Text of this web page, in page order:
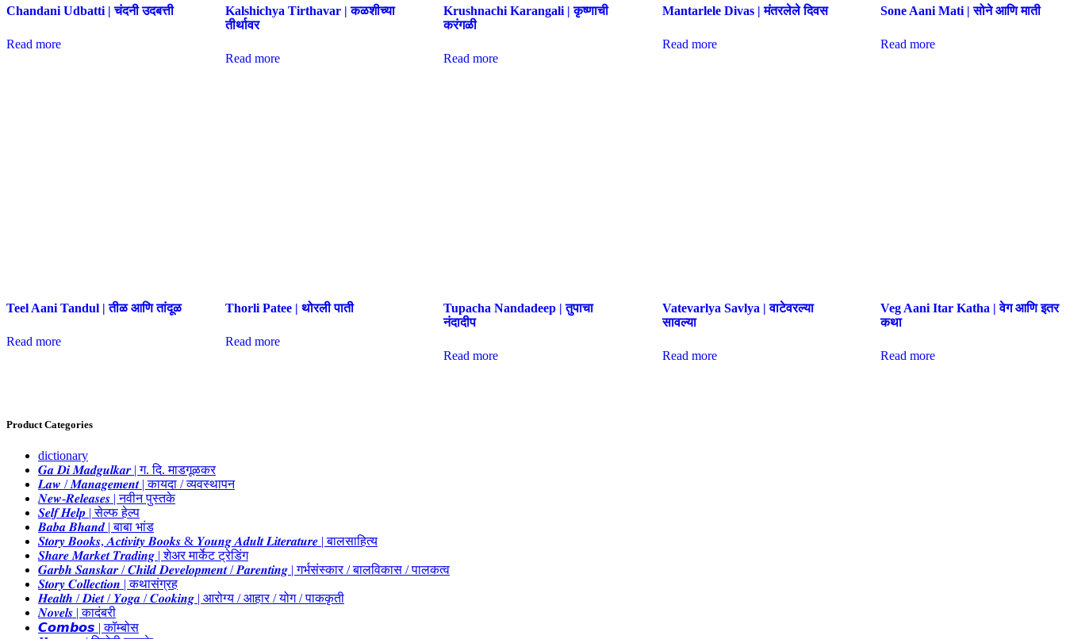
Chandani Udbatti | चंदनी उदबत्ती
Read more
Kalshichya Tirthavar | कळशीच्या
तीर्थावर
Read more
Krushnachi Karangali | कृष्णाची
करंगळी
Read more
Mantarlele Divas | मंतरलेले दिवस
Read more
Sone Aani Mati | सोने आणि माती
Read more
Teel Aani Tandul | तीळ आणि तांदूळ
Read more
Thorli Patee | थोरली पाती
Read more
Tupacha Nandadeep | तुपाचा
नंदादीप
Read more
Vatevarlya Savlya | वाटेवरल्या
सावल्या
Read more
Veg Aani Itar Katha | वेग आणि इतर
कथा
Read more
Product Categories
dictionary
𝑮𝒂 𝑫𝒊 𝑴𝒂𝒅𝒈𝒖𝒍𝒌𝒂𝒓 | ग. दि. माडगूळकर
𝑳𝒂𝒘 / 𝑴𝒂𝒏𝒂𝒈𝒆𝒎𝒆𝒏𝒕 | कायदा / व्यवस्थापन
𝑵𝒆𝒘-𝑹𝒆𝒍𝒆𝒂𝒔𝒆𝒔 | नवीन पुस्तके
𝑺𝒆𝒍𝒇 𝑯𝒆𝒍𝒑 | सेल्फ हेल्प
𝑩𝒂𝒃𝒂 𝑩𝒉𝒂𝒏𝒅 | बाबा भांड
𝑺𝒕𝒐𝒓𝒚 𝑩𝒐𝒐𝒌𝒔, 𝑨𝒄𝒕𝒊𝒗𝒊𝒕𝒚 𝑩𝒐𝒐𝒌𝒔 & 𝒀𝒐𝒖𝒏𝒈 𝑨𝒅𝒖𝒍𝒕 𝑳𝒊𝒕𝒆𝒓𝒂𝒕𝒖𝒓𝒆 | बालसाहित्य
𝑺𝒉𝒂𝒓𝒆 𝑴𝒂𝒓𝒌𝒆𝒕 𝑻𝒓𝒂𝒅𝒊𝒏𝒈 | शेअर मार्केट ट्रेडिंग
𝑮𝒂𝒓𝒃𝒉 𝑺𝒂𝒏𝒔𝒌𝒂𝒓 / 𝑪𝒉𝒊𝒍𝒅 𝑫𝒆𝒗𝒆𝒍𝒐𝒑𝒎𝒆𝒏𝒕 / 𝑷𝒂𝒓𝒆𝒏𝒕𝒊𝒏𝒈 | गर्भसंस्कार / बालविकास / पालकत्व
𝑺𝒕𝒐𝒓𝒚 𝑪𝒐𝒍𝒍𝒆𝒄𝒕𝒊𝒐𝒏 | कथासंग्रह
𝑯𝒆𝒂𝒍𝒕𝒉 / 𝑫𝒊𝒆𝒕 / 𝒀𝒐𝒈𝒂 / 𝑪𝒐𝒐𝒌𝒊𝒏𝒈 | आरोग्य / आहार / योग / पाककृती
𝑵𝒐𝒗𝒆𝒍𝒔 | कादंबरी
𝘾𝙤𝙢𝙗𝙤𝙨 | कॉम्बोस